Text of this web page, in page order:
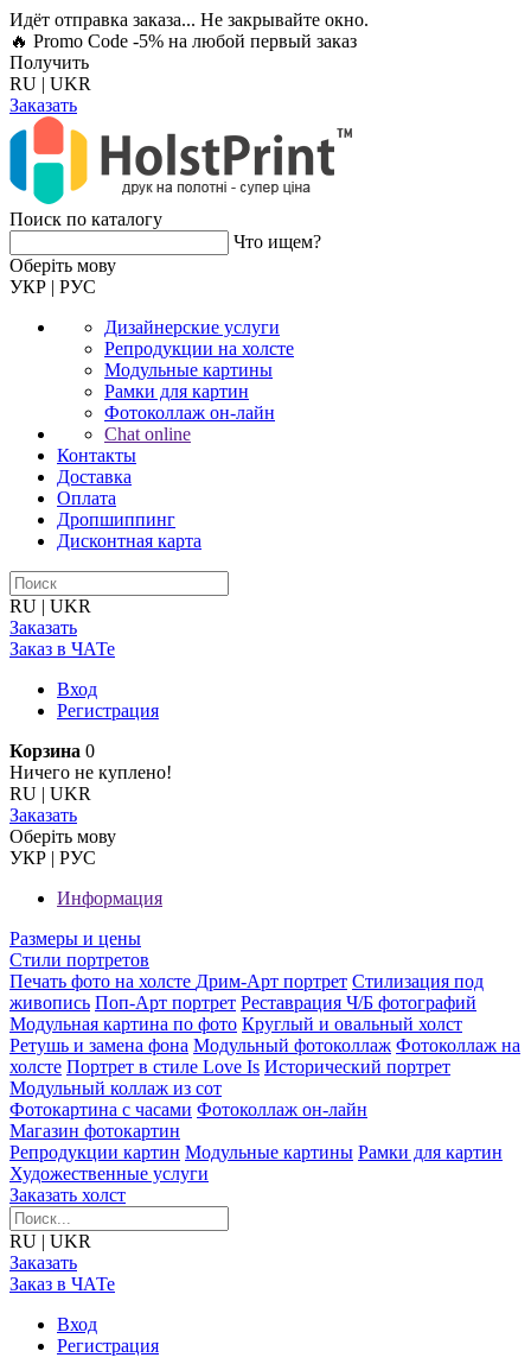
Идёт отправка заказа... Не закрывайте окно.
🔥 Promo Code -5% на любой первый заказ
Получить
RU | UKR
Заказать
Поиск по каталогу
Что ищем?
Оберiть мову
УКР | РУС
Дизайнерские услуги
Репродукции на холсте
Модульные картины
Рамки для картин
Фотоколлаж он-лайн
Chat online
Контакты
Доставка
Оплата
Дропшиппинг
Дисконтная карта
RU | UKR
Заказать
Заказ в ЧАТе
Вход
Регистрация
Корзина 0
Ничего не куплено!
RU | UKR
Заказать
Оберiть мову
УКР | РУС
Информация
Размеры и цены
Стили портретов
Печать фото на холсте Дрим-Арт портрет Стилизация под
живопись Поп-Арт портрет Реставрация Ч/Б фотографий
Модульная картина по фото Круглый и овальный холст
Ретушь и замена фона Модульный фотоколлаж Фотоколлаж на
холсте Портрет в стиле Love Is Исторический портрет
Модульный коллаж из сот
Фотокартина с часами Фотоколлаж он-лайн
Магазин фотокартин
Репродукции картин Модульные картины Рамки для картин
Художественные услуги
Заказать холст
RU | UKR
Заказать
Заказ в ЧАТе
Вход
Регистрация